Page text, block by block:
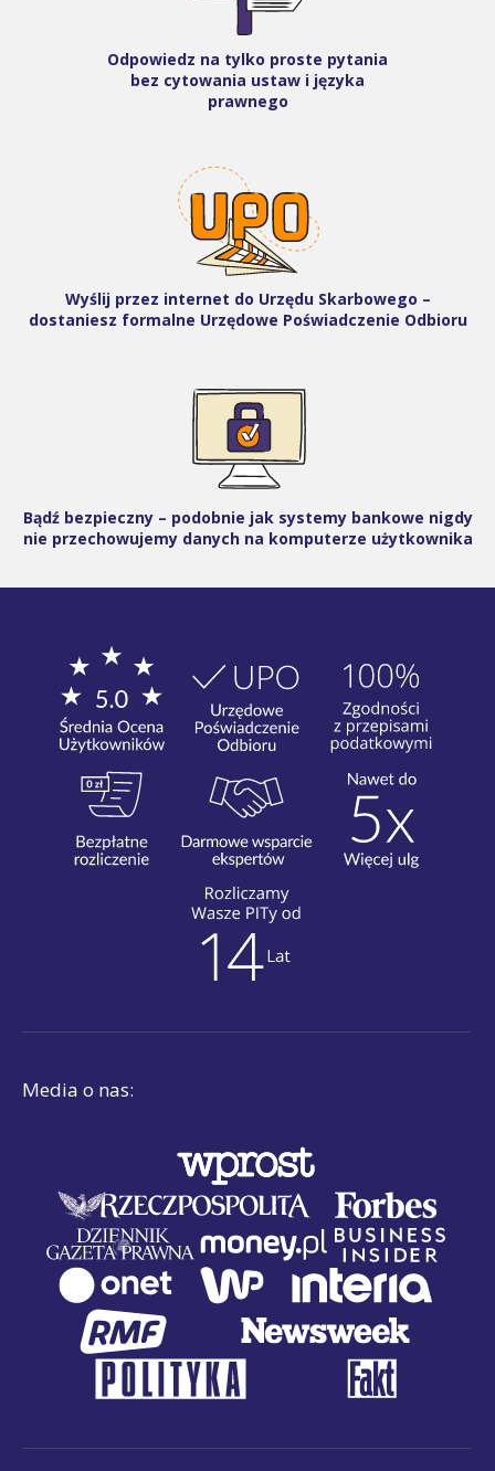
Odpowiedz na tylko proste pytania
bez cytowania ustaw i języka
prawnego
Wyślij przez internet do Urzędu Skarbowego –
dostaniesz formalne Urzędowe Poświadczenie Odbioru
Bądź bezpieczny – podobnie jak systemy bankowe nigdy
nie przechowujemy danych na komputerze użytkownika
Media o nas: